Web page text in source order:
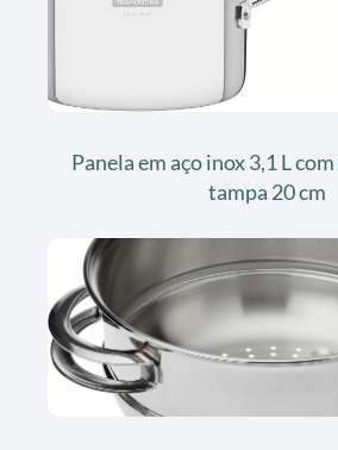
Panela em aço inox 3,1 L
tampa 20 cm